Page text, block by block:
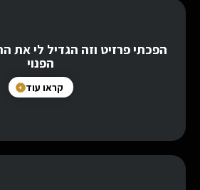
הפכתי פרזיט וזה הגדיל לי את
הפנוי
קראו עוד